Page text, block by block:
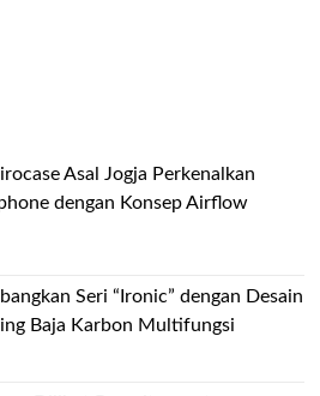
Asal Jogja Perkenalkan
dengan Konsep Airflow
Seri “Ironic” dengan Desain
Baja Karbon Multifungsi